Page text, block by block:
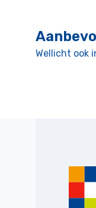
Wellicht ook